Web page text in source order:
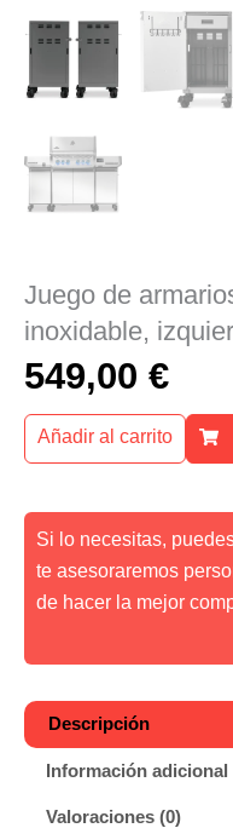
Juego de
inoxidable,
549,00 €
Añadir al carrito
Si lo necesitas,
te asesoraremos
de hacer la mejor
Descripción
Información adicional
Valoraciones (0)